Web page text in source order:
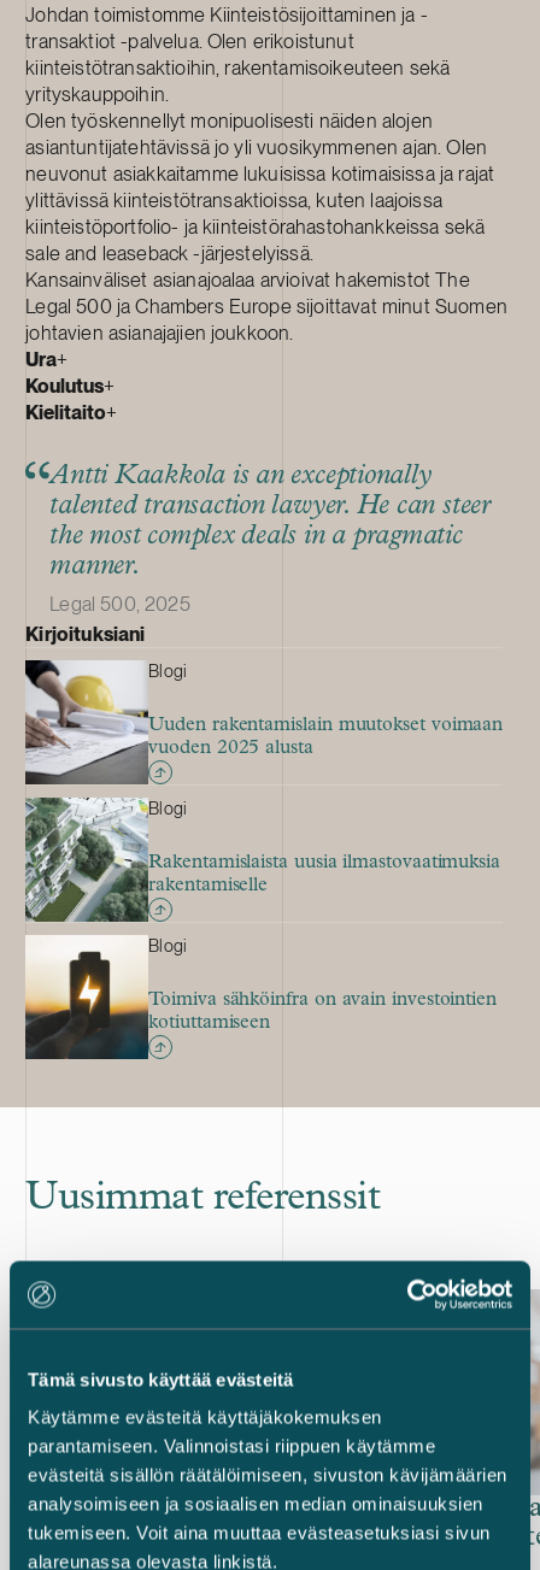
Tämä sivusto käyttää evästeitä
Käytämme evästeitä käyttäjäkokemuksen
parantamiseen. Valinnoistasi riippuen käytämme
evästeitä sisällön räätälöimiseen, sivuston kävijämäärien
analysoimiseen ja sosiaalisen median ominaisuuksien
tukemiseen. Voit aina muuttaa evästeasetuksiasi sivun
alareunassa olevasta linkistä.
Johdan toimistomme Kiinteistösijoittaminen ja -
transaktiot -palvelua. Olen erikoistunut
kiinteistötransaktioihin, rakentamisoikeuteen sekä
yrityskauppoihin.
Olen työskennellyt monipuolisesti näiden alojen
asiantuntijatehtävissä jo yli vuosikymmenen ajan. Olen
neuvonut asiakkaitamme lukuisissa kotimaisissa ja rajat
ylittävissä kiinteistötransaktioissa, kuten laajoissa
kiinteistöportfolio- ja kiinteistörahastohankkeissa sekä
sale and leaseback -järjestelyissä.
Kansainväliset asianajoalaa arvioivat hakemistot The
Legal 500 ja Chambers Europe sijoittavat minut Suomen
johtavien asianajajien joukkoon.
Ura+
Koulutus+
Kielitaito+
Antti Kaakkola is an exceptionally
talented transaction lawyer. He can steer
the most complex deals in a pragmatic
manner.
Legal 500, 2025
Kirjoituksiani
Blogi
Uuden rakentamislain muutokset voimaan
vuoden 2025 alusta
Blogi
Rakentamislaista uusia ilmastovaatimuksia
rakentamiselle
Blogi
Toimiva sähköinfra on avain investointien
kotiuttamiseen
Uusimmat referenssit
Mandatumin hallinnoima
erikoissijoitusrahasto – PMK-
United